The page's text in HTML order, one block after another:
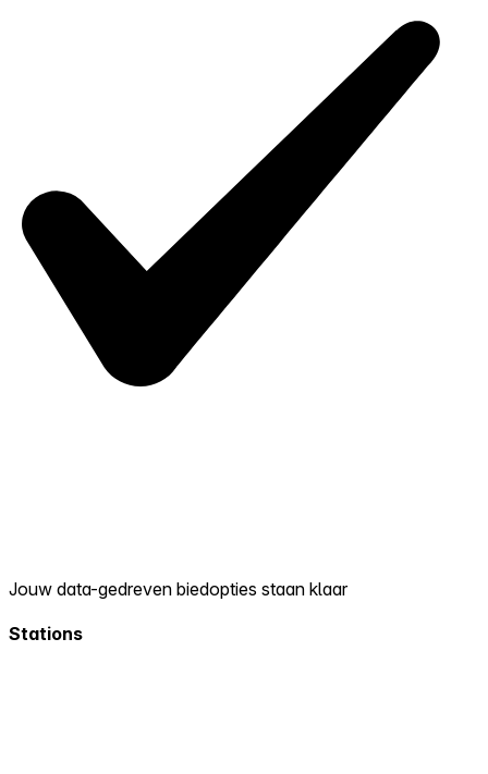
Jouw data-gedreven biedopties staan klaar
Stations